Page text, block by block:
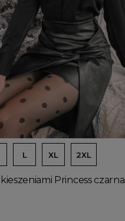
do koszyka
L XL 2XL
Princess czarna